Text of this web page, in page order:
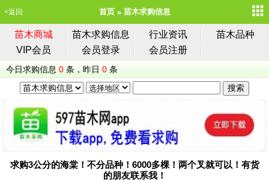
<返回 首页 苗木求购信息
苗木商城 苗木求购信息 行业资讯
苗木品种
VIP会员
会员登录 会员注册
今日求购信息 0 条，昨日 0 条
求购3公分的海棠！不分品种！6000多棵！两个叉就可以！有货
的朋友联系我！